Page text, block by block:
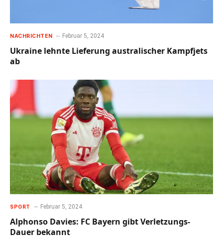
NACHRICHTEN Februar 5, 2024
Ukraine lehnte Lieferung australischer Kampfjets
ab
SPORT Februar 5, 2024
Alphonso Davies: FC Bayern gibt Verletzungs-
Dauer bekannt